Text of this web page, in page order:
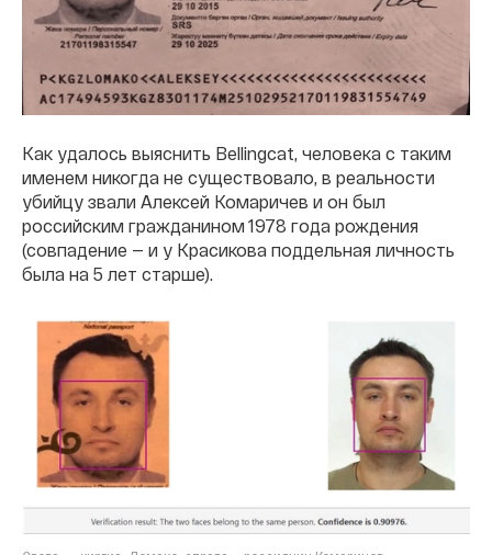
Как удалось выяснить Bellingcat, человека с таким
именем никогда не существовало, в реальности
убийцу звали Алексей Комаричев и он был
российским гражданином 1978 года рождения
(совпадение — и у Красикова поддельная личность
была на 5 лет старше).